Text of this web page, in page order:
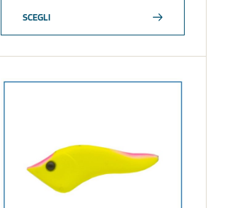
SCEGLI